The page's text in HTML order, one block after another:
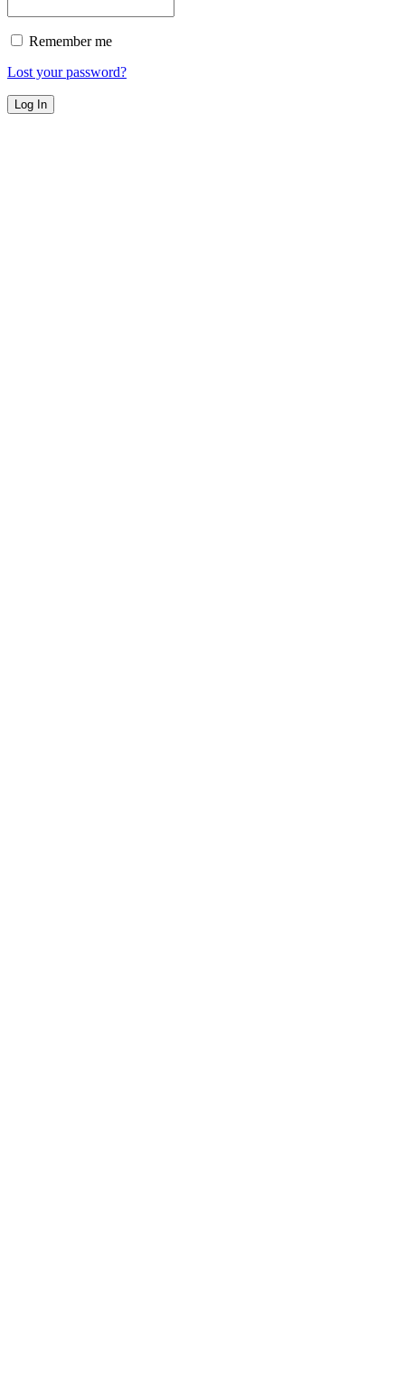
Remember me
Lost your password?